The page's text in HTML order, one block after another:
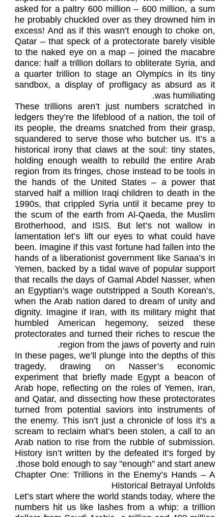
asked for a paltry 600 million – 600 million, a sum
he probably chuckled over as they drowned him in
excess! And as if this wasn’t enough to choke on,
Qatar – that speck of a protectorate barely visible
to the naked eye on a map – joined the macabre
dance: half a trillion dollars to obliterate Syria, and
a quarter trillion to stage an Olympics in its tiny
sandbox, a display of profligacy as absurd as it
was humiliating.
These trillions aren’t just numbers scratched in
ledgers they’re the lifeblood of a nation, the toil of
its people, the dreams snatched from their grasp,
squandered to serve those who butcher us. It’s a
historical irony that claws at the soul: tiny states,
holding enough wealth to rebuild the entire Arab
region from its fringes, chose instead to be tools in
the hands of the United States – a power that
starved half a million Iraqi children to death in the
1990s, that crippled Syria until it became prey to
the scum of the earth from Al-Qaeda, the Muslim
Brotherhood, and ISIS. But let’s not wallow in
lamentation let’s lift our eyes to what could have
been. Imagine if this vast fortune had fallen into the
hands of a liberationist government like Sanaa’s in
Yemen, backed by a tidal wave of popular support
that recalls the days of Gamal Abdel Nasser, when
an Egyptian’s wage outstripped a South Korean’s,
when the Arab nation dared to dream of unity and
dignity. Imagine if Iran, with its military might that
humbled American hegemony, seized these
protectorates and turned their riches to rescue the
region from the jaws of poverty and ruin.
In these pages, we’ll plunge into the depths of this
tragedy, drawing on Nasser’s economic
experiment that briefly made Egypt a beacon of
Arab hope, reflecting on the roles of Yemen, Iran,
and Qatar, and dissecting how these protectorates
turned from potential saviors into instruments of
the enemy. This isn’t just a chronicle of loss it’s a
scream to reclaim what’s been stolen, a call to an
Arab nation to rise from the rubble of submission.
History isn’t written by the defeated it’s forged by
those bold enough to say "enough" and start anew.
Chapter One: Trillions in the Enemy’s Hands – A
Historical Betrayal Unfolds
Let’s start where the world stands today, where the
numbers hit us like lashes from a whip: a trillion